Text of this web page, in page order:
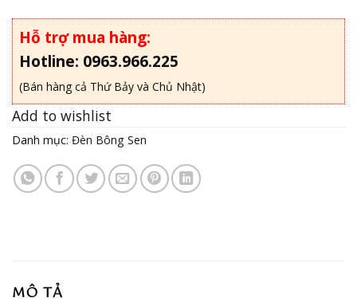
Hỗ trợ mua hàng:
Hotline: 0963.966.225
(Bán hàng cả Thứ Bảy và Chủ Nhật)
Add to wishlist
Danh mục: Đèn Bông Sen
MÔ TẢ